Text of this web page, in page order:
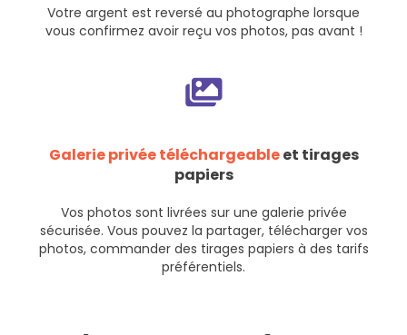
Votre argent est reversé au photographe lorsque
vous confirmez avoir reçu vos photos, pas avant !
Galerie privée téléchargeableet tirages
papiers
Vos photos sont livrées sur une galerie privée
sécurisée. Vous pouvez la partager, télécharger vos
photos, commander des tirages papiers à des tarifs
préférentiels.